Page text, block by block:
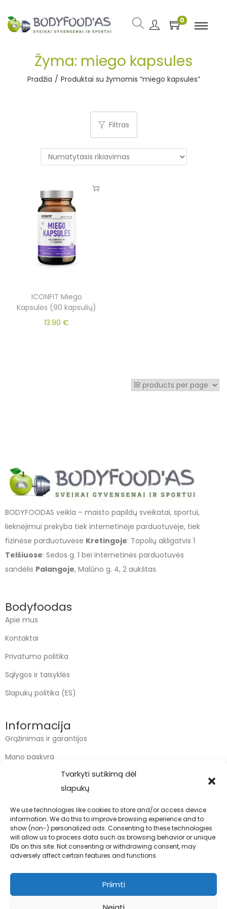
Tvarkyti sutikimą dėl
slapukų
We use technologies like cookies to store and/or access device
information. We do this to improve browsing experience and to
show (non-) personalized ads. Consenting to these technologies
will allow us to process data such as browsing behavior or unique
IDs on this site. Not consenting or withdrawing consent, may
adversely affect certain features and functions.
Priimti
0
Žyma: miego kapsules
Pradžia / Produktai su žymomis “miego kapsules”
Filtras
ICONFIT Miego
Kapsulės (90 kapsulių)
13.90€
BODYFOODAS veikla – maisto papildų sveikatai, sportui,
lieknėjimui prekyba tiek internetinėje parduotuvėje, tiek
fizinėse parduotuvėse Kretingoje: Topolių akligatvis 1
Telšiuose: Sedos g. 1 bei internetinės parduotuvės
sandėlis Palangoje, Malūno g. 4, 2 aukštas.
Bodyfoodas
Apie mus
Kontaktai
Privatumo politika
Sąlygos ir taisyklės
Slapukų politika (ES)
Informacija
Grąžinimas ir garantijos
Mano paskyra
Kontaktai
info@bodyfoodas.lt
+370 600 77017